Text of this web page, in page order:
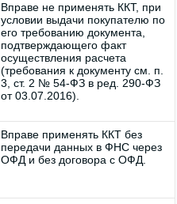
Вправе не применять ККТ, при
условии выдачи покупателю по
его требованию документа,
подтверждающего факт
осуществления расчета
(требования к документу см. п.
3, ст. 2 № 54-ФЗ в ред. 290-ФЗ
от 03.07.2016).
Вправе применять ККТ без
передачи данных в ФНС через
ОФД и без договора с ОФД.